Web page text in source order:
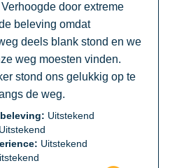
door extreme
beleving omdat
deels blank stond en we
weg moesten vinden.
stond ons gelukkig op te
de weg.
Uitstekend
Uitstekend
Uitstekend